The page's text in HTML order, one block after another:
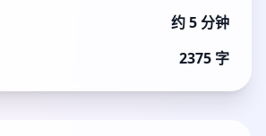
约 5 分钟
2375 字